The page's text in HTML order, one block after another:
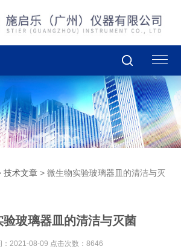
技术文章 > 微生物实验玻璃器皿的清洁与灭
验玻璃器皿的清洁与灭菌
：2021-08-09 点击次数：8646